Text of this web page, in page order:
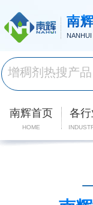
南
南辉首页
HOME
各行